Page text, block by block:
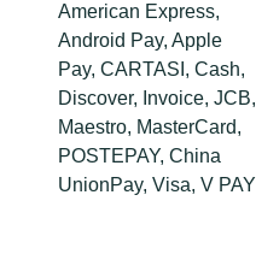
American Express,
Android Pay, Apple
Pay, CARTASI, Cash,
Discover, Invoice, JCB,
Maestro, MasterCard,
POSTEPAY, China
UnionPay, Visa, V PAY